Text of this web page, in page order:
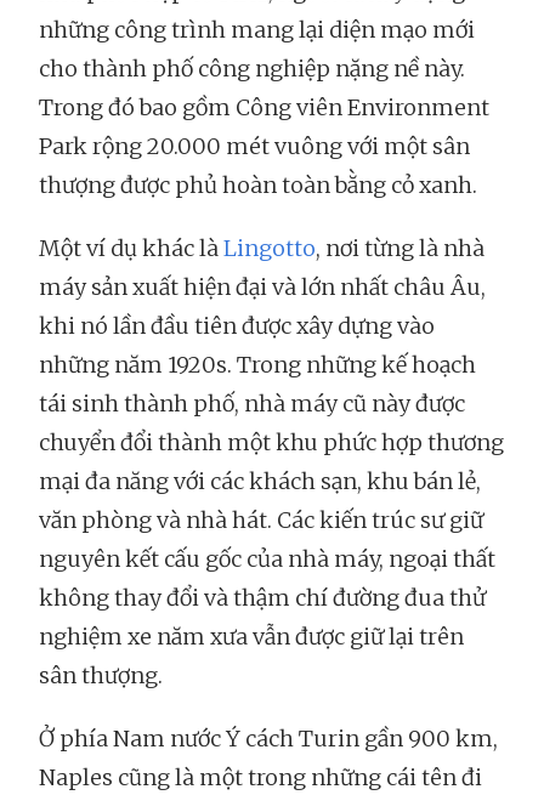
những công trình mang lại diện mạo mới
cho thành phố công nghiệp nặng nề này.
Trong đó bao gồm Công viên Environment
Park rộng 20.000 mét vuông với một sân
thượng được phủ hoàn toàn bằng cỏ xanh.
Một ví dụ khác làLingotto, nơi từng là nhà
máy sản xuất hiện đại và lớn nhất châu Âu,
khi nó lần đầu tiên được xây dựng vào
những năm 1920s. Trong những kế hoạch
tái sinh thành phố, nhà máy cũ này được
chuyển đổi thành một khu phức hợp thương
mại đa năng với các khách sạn, khu bán lẻ,
văn phòng và nhà hát. Các kiến trúc sư giữ
nguyên kết cấu gốc của nhà máy, ngoại thất
không thay đổi và thậm chí đường đua thử
nghiệm xe năm xưa vẫn được giữ lại trên
sân thượng.
Ở phía Nam nước Ý cách Turin gần 900 km,
Naples cũng là một trong những cái tên đi